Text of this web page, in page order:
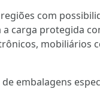
com
carga protegida
mobiliários
embalagens